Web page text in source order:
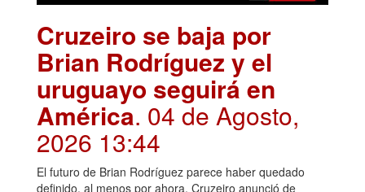
Cruzeiro se baja por
Brian Rodríguez y el
uruguayo seguirá en
América. 04 de Agosto,
2026 13:44
El futuro de Brian Rodríguez parece haber quedado
definido, al menos por ahora. Cruzeiro anunció de